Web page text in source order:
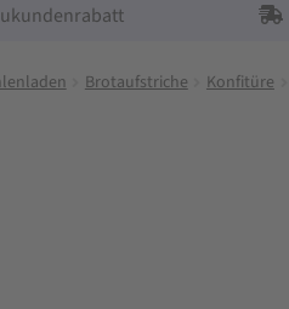
Brotaufstriche Konfitüre